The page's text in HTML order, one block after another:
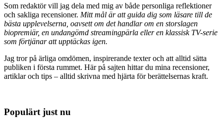
Som redaktör vill jag dela med mig av både personliga reflektioner
och sakliga recensioner. Mitt mål är att guida dig som läsare till de
bästa upplevelserna, oavsett om det handlar om en storslagen
biopremiär, en undangömd streamingpärla eller en klassisk TV-serie
som förtjänar att upptäckas igen.
Jag tror på ärliga omdömen, inspirerande texter och att alltid sätta
publiken i första rummet. Här på sajten hittar du mina recensioner,
artiklar och tips – alltid skrivna med hjärta för berättelsernas kraft.
Populärt just nu